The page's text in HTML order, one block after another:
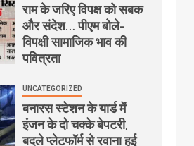
राम के जरिए विपक्ष को सबक
और संदेश… पीएम बोले-
विपक्षी सामाजिक भाव की
पवित्रता
UNCATEGORIZED
बनारस स्टेशन के यार्ड में
इंजन के दो चक्के बेपटरी,
बदले प्लेटफॉर्म से रवाना हुई